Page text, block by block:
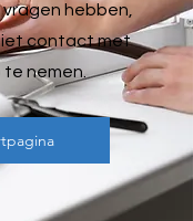
hebben,
contact met
te nemen.